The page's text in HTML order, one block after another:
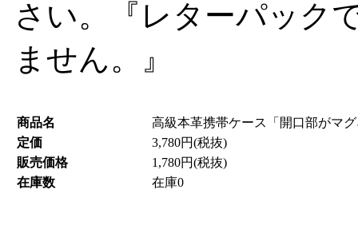
さい。『レターパック
ません。』
商品名
高級本革携帯ケース「開口部がマ
定価
3,780円(税抜)
販売価格
1,780円(税抜)
在庫数
在庫0